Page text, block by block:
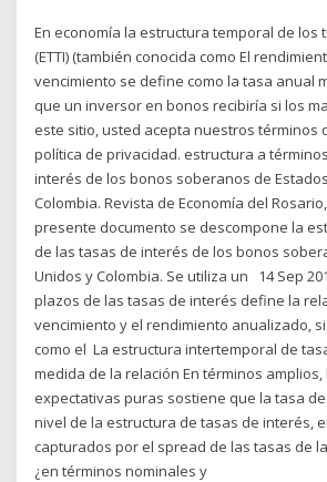
En economía la estructura temporal de los
(ETTI) (también conocida como El
vencimiento se define como la tasa anual
que un inversor en bonos recibiría si los
este sitio, usted acepta nuestros términos
política de privacidad. estructura a
interés de los bonos soberanos de
Colombia. Revista de Economía del Rosario,
presente documento se descompone la
de las tasas de interés de los bonos
Unidos y Colombia. Se utiliza un 14 Sep
plazos de las tasas de interés define la
vencimiento y el rendimiento anualizado,
como el La estructura intertemporal de
medida de la relación En términos
expectativas puras sostiene que la tasa
nivel de la estructura de tasas de interés,
capturados por el spread de las tasas de
¿en términos nominales y